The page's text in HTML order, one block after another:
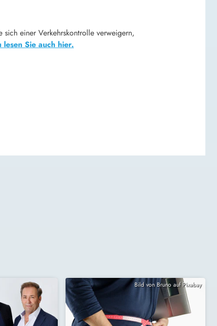
einer Verkehrskontrolle verweigern,
lesen Sie auch hier.
Bild von Bruno auf Pixabay